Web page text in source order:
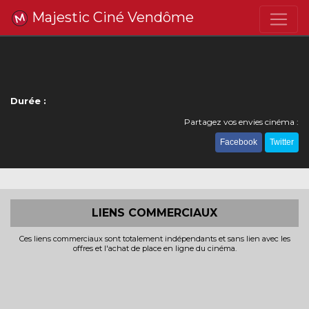
Majestic Ciné Vendôme
Durée :
Partagez vos envies cinéma :
Facebook Twitter
LIENS COMMERCIAUX
Ces liens commerciaux sont totalement indépendants et sans lien avec les
offres et l'achat de place en ligne du cinéma.